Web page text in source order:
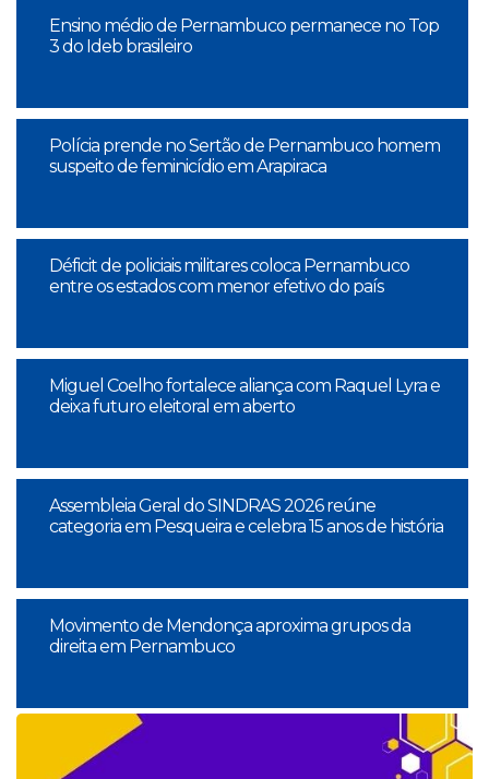
Ensino médio de Pernambuco permanece no Top
3 do Ideb brasileiro
Polícia prende no Sertão de Pernambuco homem
suspeito de feminicídio em Arapiraca
Déficit de policiais militares coloca Pernambuco
entre os estados com menor efetivo do país
Miguel Coelho fortalece aliança com Raquel Lyra e
deixa futuro eleitoral em aberto
Assembleia Geral do SINDRAS 2026 reúne
categoria em Pesqueira e celebra 15 anos de história
Movimento de Mendonça aproxima grupos da
direita em Pernambuco